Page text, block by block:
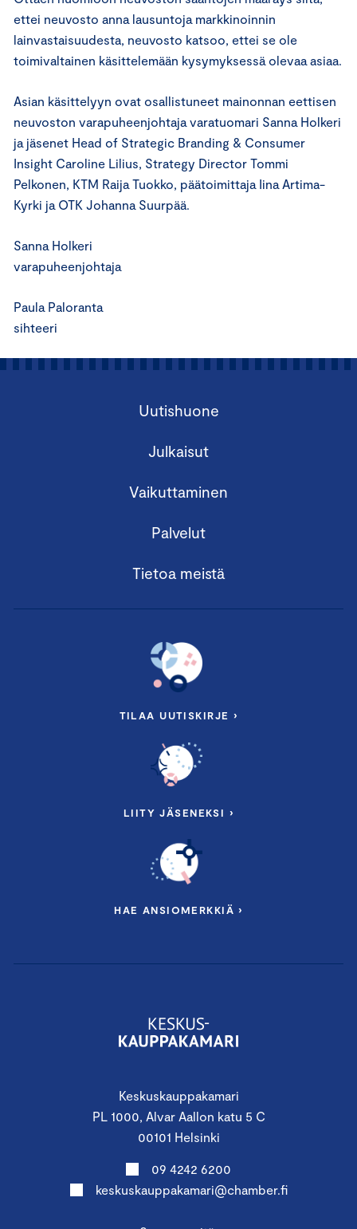
ettei neuvosto anna lausuntoja markkinoinnin
lainvastaisuudesta, neuvosto katsoo, ettei se ole
toimivaltainen käsittelemään kysymyksessä olevaa asiaa.
Asian käsittelyyn ovat osallistuneet mainonnan eettisen
neuvoston varapuheenjohtaja varatuomari Sanna Holkeri
ja jäsenet Head of Strategic Branding & Consumer
Insight Caroline Lilius, Strategy Director Tommi
Pelkonen, KTM Raija Tuokko, päätoimittaja Iina Artima-
Kyrki ja OTK Johanna Suurpää.
Sanna Holkeri
varapuheenjohtaja
Paula Paloranta
sihteeri
Keskuskauppakamari
PL 1000, Alvar Aallon katu 5 C
00101 Helsinki
09 4242 6200
keskuskauppakamari@chamber.fi
Uutishuone
Julkaisut
Vaikuttaminen
Palvelut
Tietoa meistä
TILAA UUTISKIRJE ›
LIITY JÄSENEKSI ›
HAE ANSIOMERKKIÄ ›